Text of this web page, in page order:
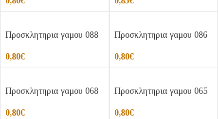
Προσκλητηρια γαμου 088
0,80€
Προσκλητηρια γαμου 086
0,80€
Προσκλητηρια γαμου 068
0,80€
Προσκλητηρια γαμου 065
0,80€